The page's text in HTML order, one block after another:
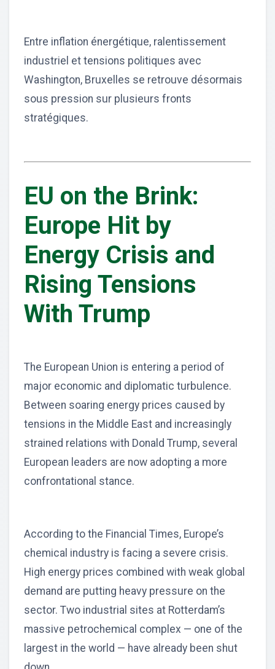
Entre inflation énergétique, ralentissement
industriel et tensions politiques avec
Washington, Bruxelles se retrouve désormais
sous pression sur plusieurs fronts
stratégiques.
EU on the Brink:
Europe Hit by
Energy Crisis and
Rising Tensions
With Trump
The European Union is entering a period of
major economic and diplomatic turbulence.
Between soaring energy prices caused by
tensions in the Middle East and increasingly
strained relations with Donald Trump, several
European leaders are now adopting a more
confrontational stance.
According to the Financial Times, Europe’s
chemical industry is facing a severe crisis.
High energy prices combined with weak global
demand are putting heavy pressure on the
sector. Two industrial sites at Rotterdam’s
massive petrochemical complex — one of the
largest in the world — have already been shut